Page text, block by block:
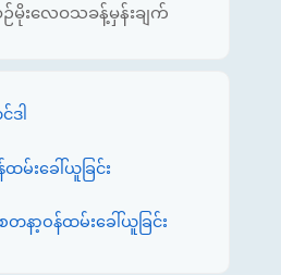
ဉ်မိုးလေဝသခန့်မှန်းချက်
ဒါ
ထမ်းခေါ်ယူခြင်း
တနာ့ဝန်ထမ်းခေါ်ယူခြင်း